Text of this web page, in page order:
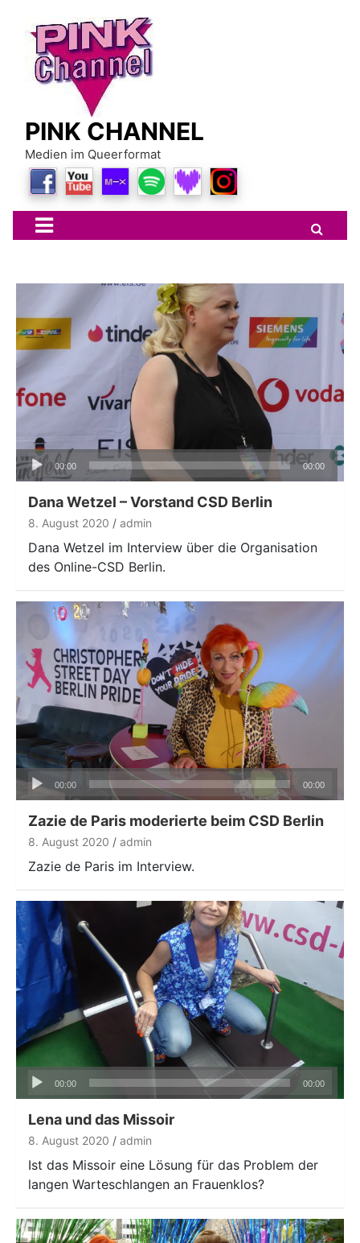
content
PINK CHANNEL
Medien im Queerformat
Audio-
Player
00:00 00:00
Dana Wetzel – Vorstand CSD Berlin
8. August 2020 admin
Dana Wetzel im Interview über die Organisation
des Online-CSD Berlin.
Audio-
Player
00:00 00:00
Zazie de Paris moderierte beim CSD Berlin
8. August 2020 admin
Zazie de Paris im Interview.
Audio-
Player
00:00 00:00
Lena und das Missoir
8. August 2020 admin
Ist das Missoir eine Lösung für das Problem der
langen Warteschlangen an Frauenklos?